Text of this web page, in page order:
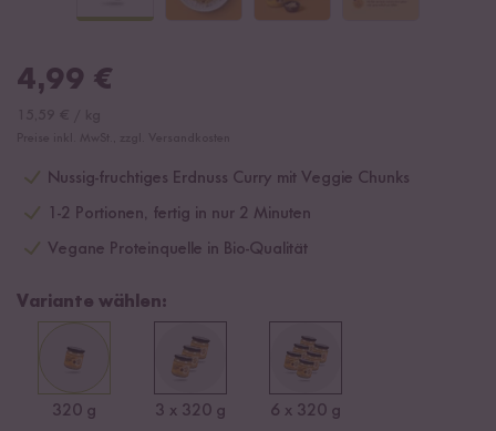
4,99 €
Nussig-fruchtiges Erdnuss Curry mit Veggie Chunks
1-2 Portionen, fertig in nur 2 Minuten
Vegane Proteinquelle in Bio-Qualität
Variante wählen:
320 g 3 x 320 g 6 x 320 g